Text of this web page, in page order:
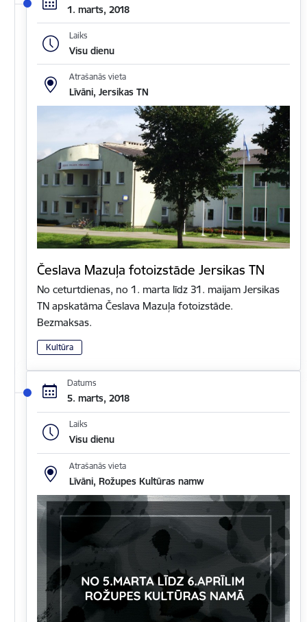
1. marts, 2018
Laiks
Visu dienu
Atrašanās vieta
Līvāni, Jersikas TN
Česlava Mazuļa fotoizstāde Jersikas TN
No ceturtdienas, no 1. marta līdz 31. maijam Jersikas
TN apskatāma Česlava Mazuļa fotoizstāde.
Bezmaksas.
Kultūra
Datums
5. marts, 2018
Laiks
Visu dienu
Atrašanās vieta
Līvāni, Rožupes Kultūras namw